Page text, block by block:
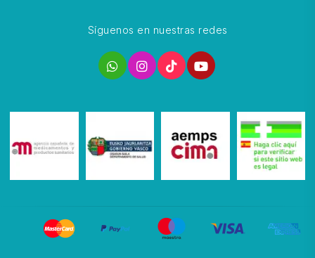
Síguenos en nuestras redes